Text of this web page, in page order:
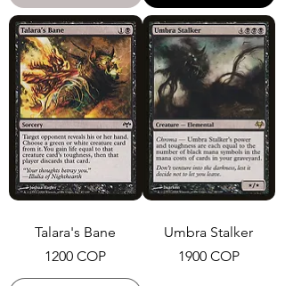
Talara's Bane
Precio
1200 COP
Umbra Stalker
Precio
1900 COP